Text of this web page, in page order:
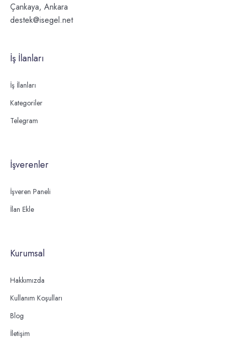
Çankaya, Ankara
destek@isegel.net
İş İlanları
İş İlanları
Kategoriler
Telegram
İşverenler
İşveren Paneli
İlan Ekle
Kurumsal
Hakkımızda
Kullanım Koşulları
Blog
İletişim